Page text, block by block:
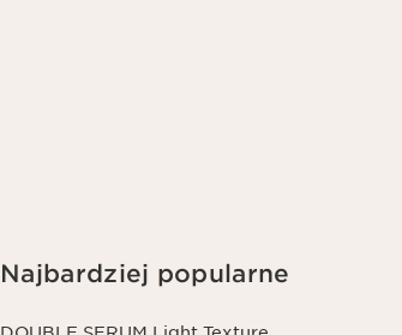
Najbardziej popularne